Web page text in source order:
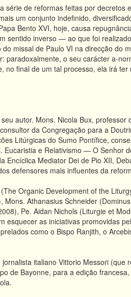
de reformas feitas por decretos
um conjunto indefinido,
Bento XVI, hoje, causa
sentido inverso — ao que foi
missal de Paulo VI na direcção do
paradoxalmente, o seu carácter a-
final de um tal processo, ela irá
autor. Mons. Nicola Bux, professor
da Congregação para a
Litúrgicas do Sumo Pontífice,
e Relativismo — O Senhor
Encíclica Mediator Dei de Pio XII,
defensores mais influentes da
Organic Development of the
Athanasius Schneider
Pe. Aidan Nichols (Liturgie et
esquecer as iniciativas promovidas
como o Bispo Ranjith, o
italiano Vittorio Messori (que
de Bayonne, para a edição